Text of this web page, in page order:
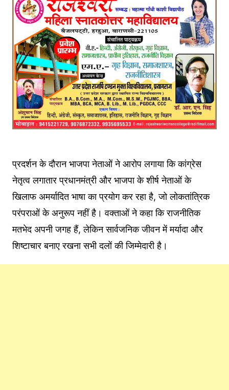
प्रदर्शन के दौरान भाजपा नेताओं ने आरोप लगाया कि कांग्रेस
नेतृत्व लगातार प्रधानमंत्री और भाजपा के शीर्ष नेताओं के
खिलाफ अमर्यादित भाषा का प्रयोग कर रहा है, जो लोकतांत्रिक
परंपराओं के अनुरूप नहीं है। वक्ताओं ने कहा कि राजनीतिक
मतभेद अपनी जगह हैं, लेकिन सार्वजनिक जीवन में मर्यादा और
शिष्टाचार बनाए रखना सभी दलों की जिम्मेदारी है।